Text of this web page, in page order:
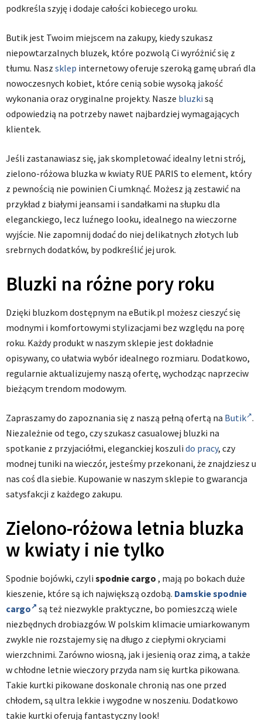
podkreśla szyję i dodaje całości kobiecego uroku.
Butik jest Twoim miejscem na zakupy, kiedy szukasz
niepowtarzalnych bluzek, które pozwolą Ci wyróżnić się z
tłumu. Nasz sklep internetowy oferuje szeroką gamę ubrań dla
nowoczesnych kobiet, które cenią sobie wysoką jakość
wykonania oraz oryginalne projekty. Nasze bluzki są
odpowiedzią na potrzeby nawet najbardziej wymagających
klientek.
Jeśli zastanawiasz się, jak skompletować idealny letni strój,
zielono-różowa bluzka w kwiaty RUE PARIS to element, który
z pewnością nie powinien Ci umknąć. Możesz ją zestawić na
przykład z białymi jeansami i sandałkami na słupku dla
eleganckiego, lecz luźnego looku, idealnego na wieczorne
wyjście. Nie zapomnij dodać do niej delikatnych złotych lub
srebrnych dodatków, by podkreślić jej urok.
Bluzki na różne pory roku
Dzięki bluzkom dostępnym na eButik.pl możesz cieszyć się
modnymi i komfortowymi stylizacjami bez względu na porę
roku. Każdy produkt w naszym sklepie jest dokładnie
opisywany, co ułatwia wybór idealnego rozmiaru. Dodatkowo,
regularnie aktualizujemy naszą ofertę, wychodząc naprzeciw
bieżącym trendom modowym.
Zapraszamy do zapoznania się z naszą pełną ofertą na Butik .
Niezależnie od tego, czy szukasz casualowej bluzki na
spotkanie z przyjaciółmi, eleganckiej koszuli do pracy, czy
modnej tuniki na wieczór, jesteśmy przekonani, że znajdziesz u
nas coś dla siebie. Kupowanie w naszym sklepie to gwarancja
satysfakcji z każdego zakupu.
Zielono-różowa letnia bluzka
w kwiaty i nie tylko
Spodnie bojówki, czyli spodnie cargo , mają po bokach duże
kieszenie, które są ich największą ozdobą. Damskie spodnie
cargo
są też niezwykle praktyczne, bo pomieszczą wiele
niezbędnych drobiazgów. W polskim klimacie umiarkowanym
zwykle nie rozstajemy się na długo z ciepłymi okryciami
wierzchnimi. Zarówno wiosną, jak i jesienią oraz zimą, a także
w chłodne letnie wieczory przyda nam się kurtka pikowana.
Takie kurtki pikowane doskonale chronią nas one przed
chłodem, są ultra lekkie i wygodne w noszeniu. Dodatkowo
takie kurtki oferują fantastyczny look!